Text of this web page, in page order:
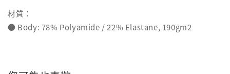
材質：
● Body: 78% Polyamide / 22% Elastane, 190gm2